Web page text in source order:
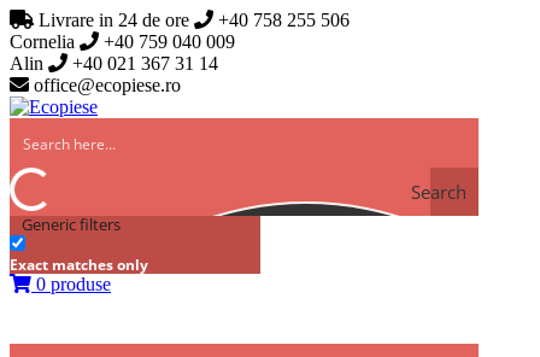
Livrare in 24 de ore
+40 758 255 506
Cornelia
+40 759 040 009
Alin
+40 021 367 31 14
office@ecopiese.ro
Search
Generic filters
Exact matches only
0 produse